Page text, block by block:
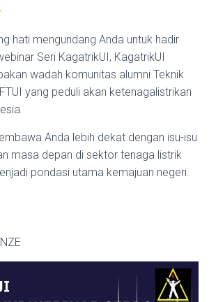
hati mengundang Anda untuk hadir
Seri KagatrikUI, KagatrikUI
wadah komunitas alumni Teknik
yang peduli akan ketenagalistrikan
Anda lebih dekat dengan isu-isu
masa depan di sektor tenaga listrik
pondasi utama kemajuan negeri.